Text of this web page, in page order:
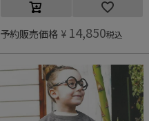
予約販売価格 ¥ 14,850税込